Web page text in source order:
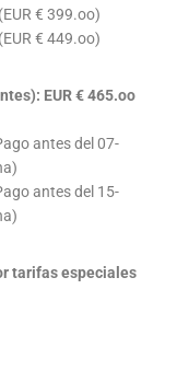
€ 399.oo)
€ 449.oo)
EUR € 465.oo
antes del 07-
antes del 15-
tarifas especiales